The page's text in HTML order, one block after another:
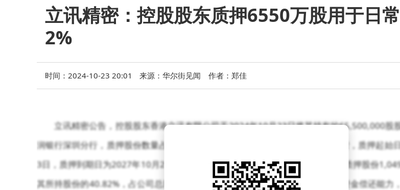
立讯精密：控股股东质押6550万股用于日
2%
时间：2024-10-23 20:01 来源：华尔街见闻 作者：郑佳
立讯精密公告，控股股东香港立讯有限公司于2024年10月23日将其持有的65,500,000股
润银行深圳分行，质押股份数量占其所持股份比例为2.40%，质押用途为日常经营，质押起始
3日，质押到期日为2027年10月23日。截至同日，控股股东及其一致行动人累计质押股份
其所持股份的40.82%，占公司总股本的15.42%。控股股东资信状况良好，具备资金偿还能力